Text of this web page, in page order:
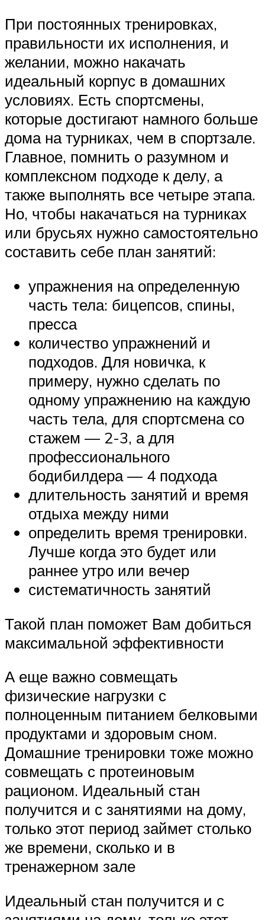
При постоянных тренировках,
правильности их исполнения, и
желании, можно накачать
идеальный корпус в домашних
условиях. Есть спортсмены,
которые достигают намного больше
дома на турниках, чем в спортзале.
Главное, помнить о разумном и
комплексном подходе к делу, а
также выполнять все четыре этапа.
Но, чтобы накачаться на турниках
или брусьях нужно самостоятельно
составить себе план занятий:
упражнения на определенную
часть тела: бицепсов, спины,
пресса
количество упражнений и
подходов. Для новичка, к
примеру, нужно сделать по
одному упражнению на каждую
часть тела, для спортсмена со
стажем — 2-3, а для
профессионального
бодибилдера — 4 подхода
длительность занятий и время
отдыха между ними
определить время тренировки.
Лучше когда это будет или
раннее утро или вечер
систематичность занятий
Такой план поможет Вам добиться
максимальной эффективности
А еще важно совмещать
физические нагрузки с
полноценным питанием белковыми
продуктами и здоровым сном.
Домашние тренировки тоже можно
совмещать с протеиновым
рационом. Идеальный стан
получится и с занятиями на дому,
только этот период займет столько
же времени, сколько и в
тренажерном зале
Идеальный стан получится и с